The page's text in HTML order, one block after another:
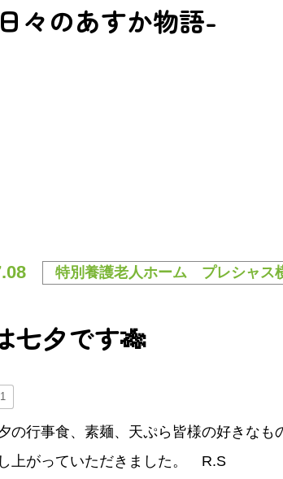
々のあすか物語-
特別養護老人ホーム プレシャス
七夕です🎋
の行事食、素麺、天ぷら皆様の好きなも
上がっていただきました。 R.S